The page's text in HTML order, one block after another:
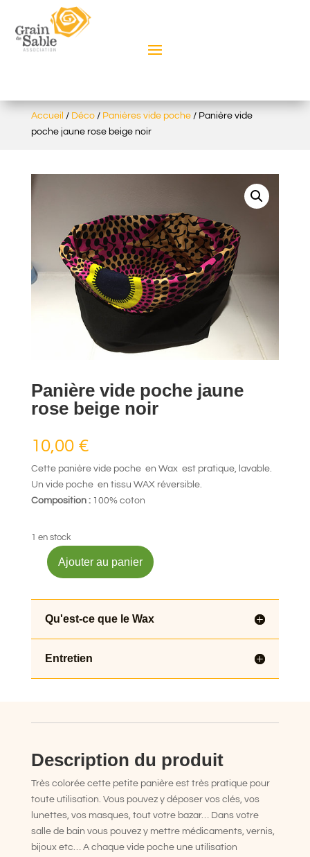
Accueil / Déco/ Panières vide poche/ Panière vide
poche jaune rose beige noir
Panière vide poche jaune
rose beige noir
10,00 €
Cette panière vide poche en Wax est pratique, lavable.
Un vide poche en tissu WAX réversible.
Composition :100% coton
1 en stock
quantité
Panière
vide
rose
beige
Ajouter au panier
Qu'est-ce que le Wax
Entretien
Description du produit
Très colorée cette petite panière est très pratique pour
toute utilisation. Vous pouvez y déposer vos clés, vos
lunettes, vos masques, tout votre bazar… Dans votre
salle de bain vous pouvez y mettre médicaments, vernis,
bijoux etc… A chaque vide poche une utilisation